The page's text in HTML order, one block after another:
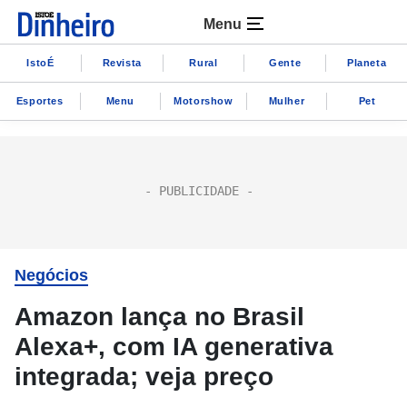
Menu
IstoÉ Revista Rural Gente Planeta
Esportes Menu Motorshow Mulher Pet
Negócios
Amazon lança no Brasil
Alexa+, com IA generativa
integrada; veja preço